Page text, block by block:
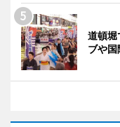
道頓
ブや国